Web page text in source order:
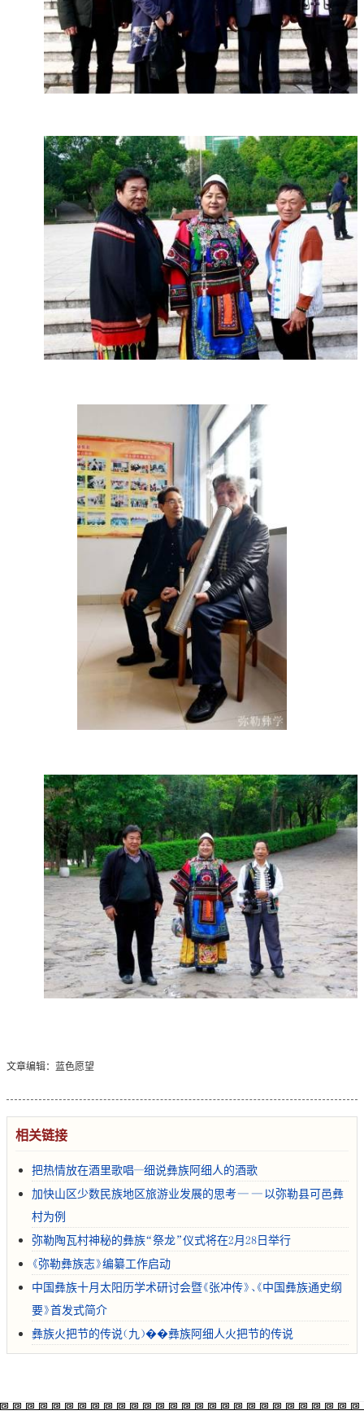
文章编辑：蓝色愿望
相关链接
把热情放在酒里歌唱--细说彝族阿细人的酒歌
加快山区少数民族地区旅游业发展的思考——以弥勒县可邑彝
村为例
弥勒陶瓦村神秘的彝族“祭龙”仪式将在2月28日举行
《弥勒彝族志》编纂工作启动
中国彝族十月太阳历学术研讨会暨《张冲传》、《中国彝族通史纲
要》首发式简介
彝族火把节的传说（九）��彝族阿细人火把节的传说